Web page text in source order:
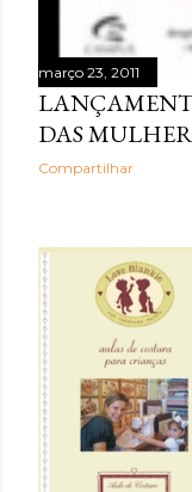
março 23, 2011
DAS
Compartilhar